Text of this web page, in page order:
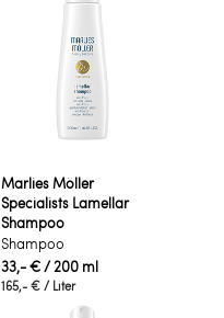
Marlies Möller
Specialists Lamellar
Shampoo
Shampoo
33,- €/ 200 ml
165,- € / Liter